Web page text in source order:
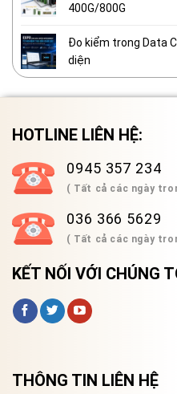
400G/800G
Đo kiểm trong Data
diện
HOTLINE LIÊN HỆ:
0945 357 234
( Tất cả các ngày
036 366 5629
( Tất cả các ngày
KẾT NỐI VỚI CHÚNG
THÔNG TIN LIÊN HỆ